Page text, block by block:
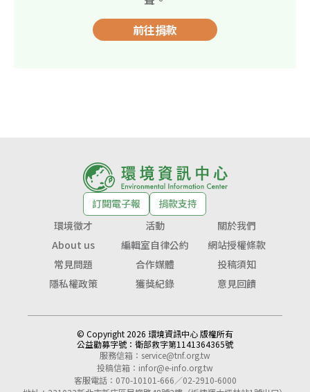
前往捐款
訂閱電子報
捐款支持
環境徵才
活動
關於我們
About us
編輯室自律公約
網站授權條款
常見問題
合作媒體
投稿須知
隱私權政策
獲獎紀錄 意見回饋
© Copyright 2026 環境資訊中心 版權所有
公益勸募字號： 衛部救字第1141364365號
服務信箱： service@tnf.org.tw
投稿信箱： infor@e-info.org.tw
客服電話：070-10101-666／02-2910-6000